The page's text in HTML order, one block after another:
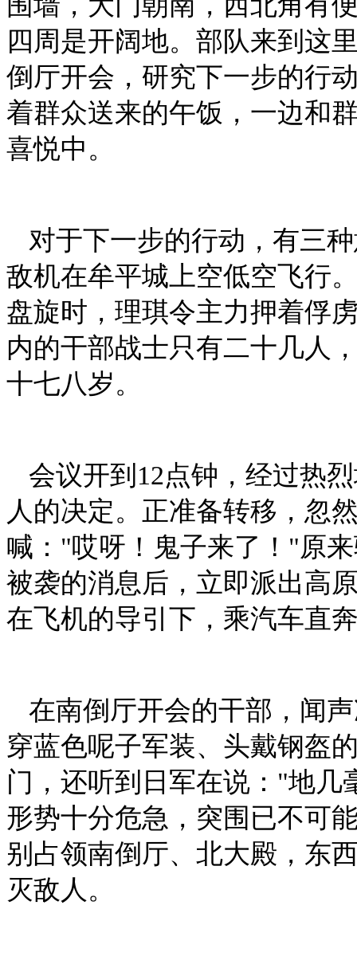
四周是开阔地。部队来到这
倒厅开会，研究下一步的行
着群众送来的午饭，一边和
喜悦中。
对于下一步的行动，有三
敌机在牟平城上空低空飞行
盘旋时，理琪令主力押着俘
内的干部战士只有二十几人
十七八岁。
会议开到12点钟，经过热
人的决定。正准备转移，忽
喊："哎呀！鬼子来了！"原
被袭的消息后，立即派出高
在飞机的导引下，乘汽车直
在南倒厅开会的干部，闻
穿蓝色呢子军装、头戴钢盔
门，还听到日军在说："地
形势十分危急，突围已不可
别占领南倒厅、北大殿，东
灭敌人。